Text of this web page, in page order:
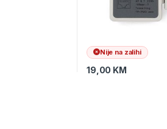
Nije na zalihi
19,00 KM